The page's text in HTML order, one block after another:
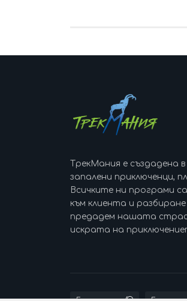
ТрекМания е създадена
запалени приключенци,
Всичките ни програми
към клиента и
предадем нашата
искрата на